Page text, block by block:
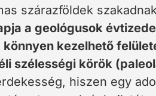
szárazföldek
a geológusok
kezelhető
szélességi körök
hiszen egy